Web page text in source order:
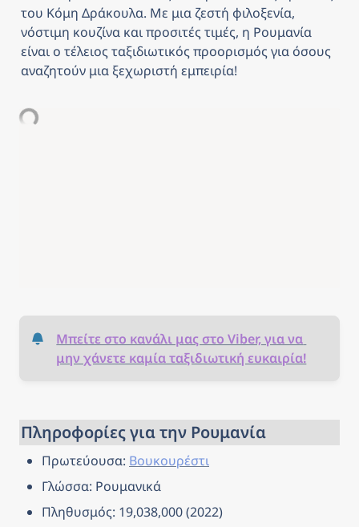
του Κόμη Δράκουλα. Με μια ζεστή φιλοξενία,
νόστιμη κουζίνα και προσιτές τιμές, η Ρουμανία
είναι ο τέλειος ταξιδιωτικός προορισμός για όσους
αναζητούν μια ξεχωριστή εμπειρία!
Μπείτε στο κανάλι μας στο Viber, για να
μην χάνετε καμία ταξιδιωτική ευκαιρία!
Πληροφορίες για την Ρουμανία
Πρωτεύουσα: Βουκουρέστι
Γλώσσα: Ρουμανικά
Πληθυσμός: 19,038,000 (2022)